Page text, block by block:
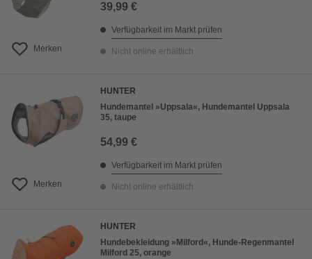
Merken
39,99 €
Verfügbarkeit im Markt prüfen
Nicht online erhältlich
Merken
HUNTER
Hundemantel »Uppsala«, Hundemantel Uppsala
35, taupe
54,99 €
Verfügbarkeit im Markt prüfen
Nicht online erhältlich
HUNTER
Hundebekleidung »Milford«, Hunde-Regenmantel
Milford 25, orange